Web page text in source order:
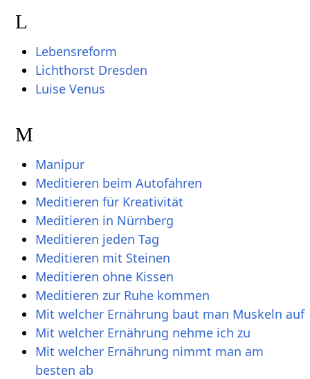
L
Lebensreform
Lichthorst Dresden
Luise Venus
M
Manipur
Meditieren beim Autofahren
Meditieren für Kreativität
Meditieren in Nürnberg
Meditieren jeden Tag
Meditieren mit Steinen
Meditieren ohne Kissen
Meditieren zur Ruhe kommen
Mit welcher Ernährung baut man Muskeln auf
Mit welcher Ernährung nehme ich zu
Mit welcher Ernährung nimmt man am
besten ab